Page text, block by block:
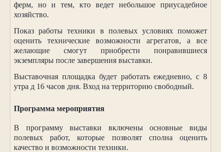
ферм, но и тем, кто ведет небольшое приусадебное
хозяйство.
Показ работы техники в полевых условиях поможет
оценить технические возможности агрегатов, а все
желающие смогут приобрести понравившиеся
экземпляры после завершения выставки.
Выставочная площадка будет работать ежедневно, с 8
утра д 16 часов дня. Вход на территорию свободный.
Программа мероприятия
В программу выставки включены основные виды
полевых работ, которые позволят сполна оценить
качество и возможности техники.